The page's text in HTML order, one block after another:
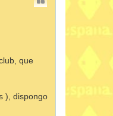
que
), dispongo